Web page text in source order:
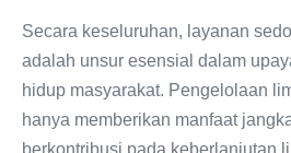
Secara keseluruhan, layanan
adalah unsur esensial dalam
hidup masyarakat. Pengelolaan
hanya memberikan manfaat